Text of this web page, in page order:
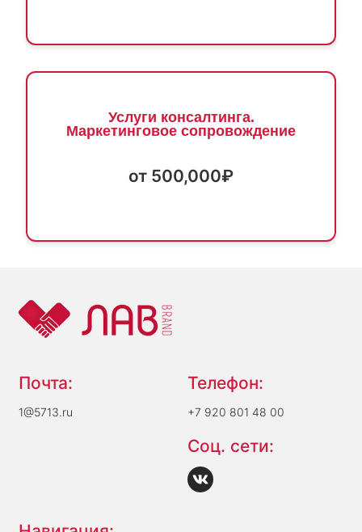
Услуги консалтинга.
Маркетинговое сопровождение
от 500,000₽
Почта:
1@5713.ru
Телефон:
+7 920 801 48 00
Соц. сети: